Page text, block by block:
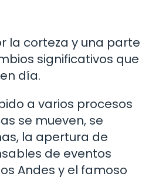
la corteza y una parte
significativos que
día.
a varios procesos
se mueven, se
la apertura de
de eventos
Andes y el famoso